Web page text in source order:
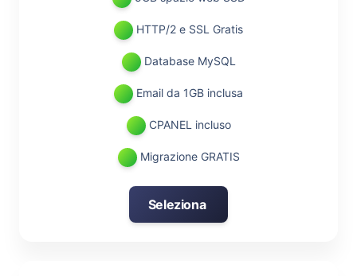
HTTP/2 e SSL Gratis
Database MySQL
Email da 1GB inclusa
CPANEL incluso
Migrazione GRATIS
Seleziona